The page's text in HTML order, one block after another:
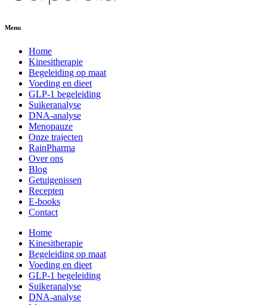
Menu
Home
Kinesitherapie
Begeleiding op maat
Voeding en dieet
GLP-1 begeleiding
Suikeranalyse
DNA-analyse
Menopauze
Onze trajecten
RainPharma
Over ons
Blog
Getuigenissen
Recepten
E-books
Contact
Home
Kinesitherapie
Begeleiding op maat
Voeding en dieet
GLP-1 begeleiding
Suikeranalyse
DNA-analyse